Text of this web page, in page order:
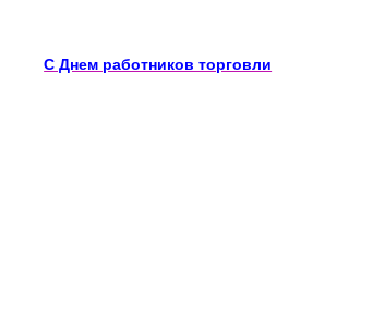
С Днем работников торговли